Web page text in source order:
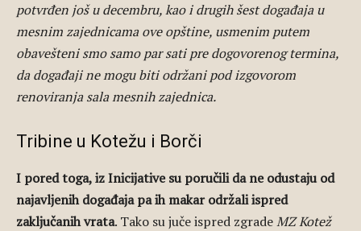
potvrđen još u decembru, kao i drugih šest događaja u
mesnim zajednicama ove opštine, usmenim putem
obavešteni smo samo par sati pre dogovorenog termina,
da događaji ne mogu biti održani pod izgovorom
renoviranja sala mesnih zajednica.
Tribine u Kotežu i Borči
I pored toga, iz Inicijative su poručili da ne odustaju od
najavljenih događaja pa ih makar održali ispred
zaključanih vrata. Tako su juče ispred zgradeMZ Kotež